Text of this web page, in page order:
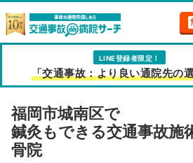
LINE登録者限定！
「交通事故：より良い通院先の
福岡市城南区で
鍼灸もできる交通事故施
骨院